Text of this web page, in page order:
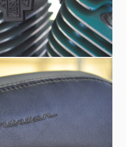
principale Jena
Russell, in una scena
di fuggire a bordo di una
inseguito dai nemici anche
In una delle copertine
di Kurt Russel a
della
1997;2ruote - enciclopedia
Geografico De Agostini,